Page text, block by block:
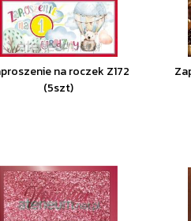
na roczek Z172
(5szt)